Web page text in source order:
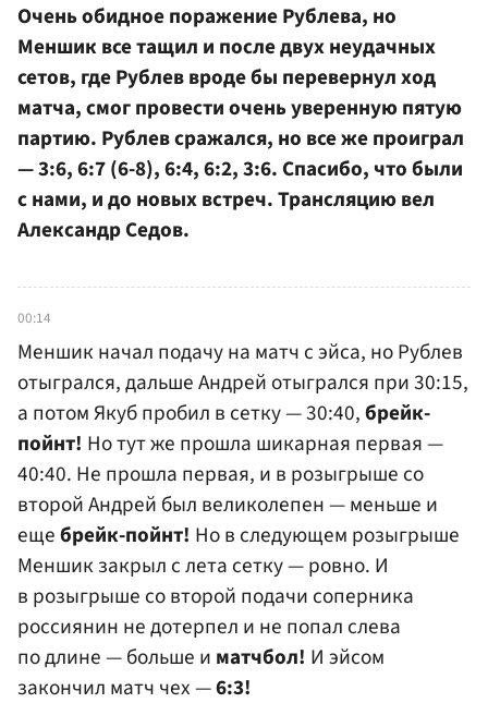
Очень обидное поражение Рублева, но
Меншик все тащил и после двух неудачных
сетов, где Рублев вроде бы перевернул ход
матча, смог провести очень уверенную пятую
партию. Рублев сражался, но все же проиграл
— 3:6, 6:7 (6-8), 6:4, 6:2, 3:6. Спасибо, что были
с нами, и до новых встреч. Трансляцию вел
Александр Седов.
00:14
Меншик начал подачу на матч с эйса, но Рублев
отыгрался, дальше Андрей отыгрался при 30:15,
а потом Якуб пробил в сетку — 30:40,брейк-
пойнт! Но тут же прошла шикарная первая —
40:40. Не прошла первая, и в розыгрыше со
второй Андрей был великолепен — меньше и
ещебрейк-пойнт! Но в следующем розыгрыше
Меншик закрыл с лета сетку — ровно. И
в розыгрыше со второй подачи соперника
россиянин не дотерпел и не попал слева
по длине — больше и матчбол! И эйсом
закончил матч чех —6:3!